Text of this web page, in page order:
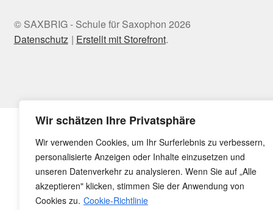
Wir schätzen Ihre Privatsphäre
Wir verwenden Cookies, um Ihr Surferlebnis zu verbessern,
personalisierte Anzeigen oder Inhalte einzusetzen und
unseren Datenverkehr zu analysieren. Wenn Sie auf „Alle
akzeptieren" klicken, stimmen Sie der Anwendung von
Cookies zu. Cookie-Richtlinie
© SAXBRIG - Schule für Saxophon 2026
Datenschutz
Erstellt mit Storefront.